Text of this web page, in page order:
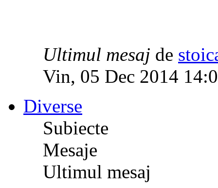
Ultimul mesaj de
Vin, 05 Dec 2014
Diverse
Subiecte
Mesaje
Ultimul mesaj